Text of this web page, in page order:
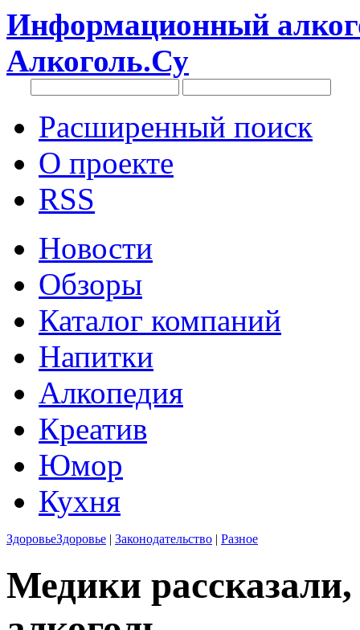
Информационный
Алкоголь.Су
Расширенный поиск
О проекте
RSS
Новости
Обзоры
Каталог компаний
Напитки
Алкопедия
Креатив
Юмор
Кухня
ЗдоровьеЗдоровье | Законодательство | Разное
Медики